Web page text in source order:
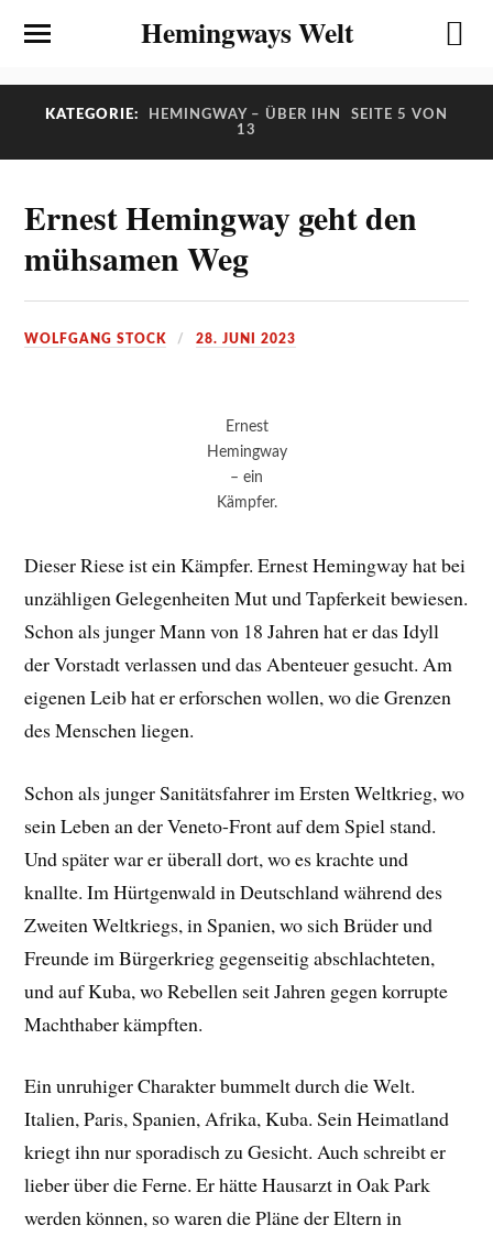
Hemingways Welt
KATEGORIE: HEMINGWAY – ÜBER IHN
SEITE 5 VON
13
Ernest Hemingway geht den
mühsamen Weg
WOLFGANG STOCK 28. JUNI 2023
Ernest
Hemingway
– ein
Kämpfer.
Dieser Riese ist ein Kämpfer. Ernest Hemingway hat bei
unzähligen Gelegenheiten Mut und Tapferkeit bewiesen.
Schon als junger Mann von 18 Jahren hat er das Idyll
der Vorstadt verlassen und das Abenteuer gesucht. Am
eigenen Leib hat er erforschen wollen, wo die Grenzen
des Menschen liegen.
Schon als junger Sanitätsfahrer im Ersten Weltkrieg, wo
sein Leben an der Veneto-Front auf dem Spiel stand.
Und später war er überall dort, wo es krachte und
knallte. Im Hürtgenwald in Deutschland während des
Zweiten Weltkriegs, in Spanien, wo sich Brüder und
Freunde im Bürgerkrieg gegenseitig abschlachteten,
und auf Kuba, wo Rebellen seit Jahren gegen korrupte
Machthaber kämpften.
Ein unruhiger Charakter bummelt durch die Welt.
Italien, Paris, Spanien, Afrika, Kuba. Sein Heimatland
kriegt ihn nur sporadisch zu Gesicht. Auch schreibt er
lieber über die Ferne. Er hätte Hausarzt in Oak Park
werden können, so waren die Pläne der Eltern in